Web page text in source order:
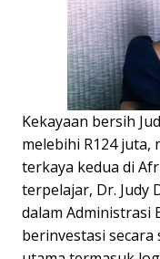
Kekayaan bersih
melebihi R124
terkaya kedua di
terpelajar, Dr. Judy
dalam Administrasi
berinvestasi